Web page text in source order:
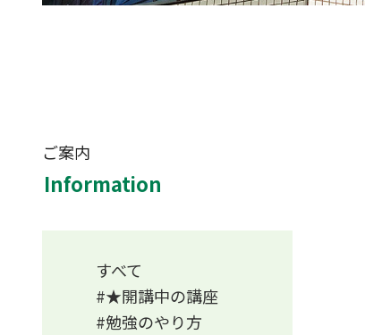
ご案内
Information
すべて
★開講中の講座
勉強のやり方